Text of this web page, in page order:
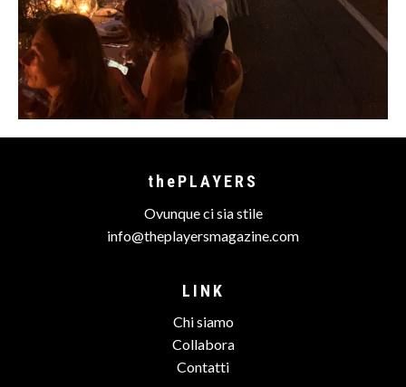
thePLAYERS
Ovunque ci sia stile
info@theplayersmagazine.com
LINK
Chi siamo
Collabora
Contatti